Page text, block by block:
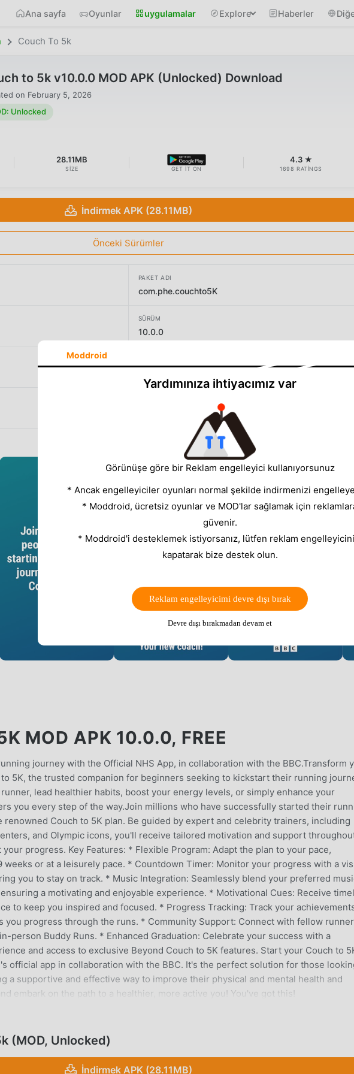
Ana sayfa Oyunlar uygulamalar Explore Haberler
Couch To 5k
to 5k v10.0.0 MOD APK (Unlocked) Download
on February 5, 2026
Unlocked
28.11MB
SIZE GET IT ON
4.3 ★
1698 RATINGS
İndirmek APK (28.11MB)
Önceki Sürümler
PAKET ADI
com.phe.couchto5K
SÜRÜM
10.0.0
MOD APK 10.0.0, FREE
journey with the Official NHS App, in collaboration with the BBC.Transform
5K, the trusted companion for beginners seeking to kickstart their running
lead healthier habits, boost your energy levels, or simply enhance your
you every step of the way.Join millions who have successfully started their
Couch to 5K plan. Be guided by expert and celebrity trainers, including
and Olympic icons, you'll receive tailored motivation and support
progress. Key Features: * Flexible Program: Adapt the plan to your pace,
weeks or at a leisurely pace. * Countdown Timer: Monitor your progress with a
you to stay on track. * Music Integration: Seamlessly blend your preferred
a motivating and enjoyable experience. * Motivational Cues: Receive
to keep you inspired and focused. * Progress Tracking: Track your
you progress through the runs. * Community Support: Connect with fellow
person Buddy Runs. * Enhanced Graduation: Celebrate your success with a
and access to exclusive Beyond Couch to 5K features. Start your Couch to
official app in collaboration with the BBC. It's the perfect solution for those
a supportive and effective way to improve their physical and mental health and
embark on the path to a healthier, more active you! You've got this!
çok popüler bir health uygulaması olarak, tüm dünyada health seven çok sayıda
Bu uygulamayı indirmek istiyorsanız, moddroid en iyi seçiminizdir. moddroid size
(MOD, Unlocked)
İndirmek APK (28.11MB)
Moddroid
Yardımınıza ihtiyacımız var
Görünüşe göre bir Reklam engelleyici kullanıyorsunuz
* Ancak engelleyiciler oyunları normal şekilde indirmenizi
* Moddroid, ücretsiz oyunlar ve MOD'lar sağlamak için
güvenir.
* Moddroid'i desteklemek istiyorsanız, lütfen reklam
kapatarak bize destek olun.
Reklam engelleyicimi devre dışı bırak
Devre dışı bırakmadan devam et